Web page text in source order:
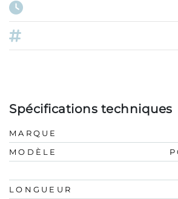
Spécifications techniques
MARQUE
MODÈLE
LONGUEUR